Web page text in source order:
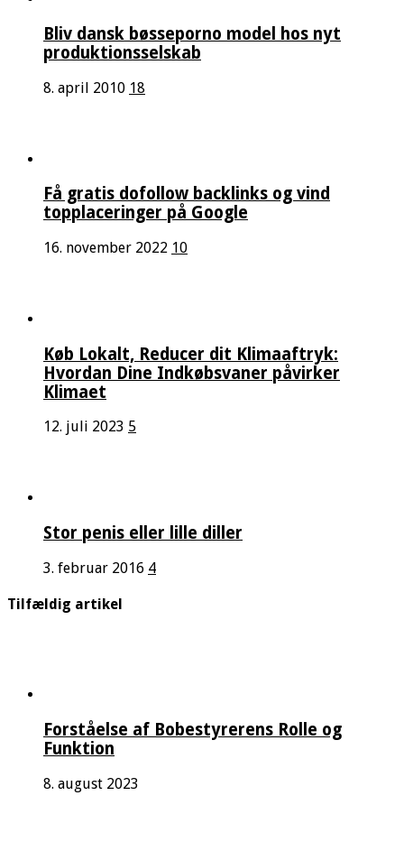
Bliv dansk bøsseporno model hos nyt
produktionsselskab
8. april 2010 18
Få gratis dofollow backlinks og vind
topplaceringer på Google
16. november 2022 10
Køb Lokalt, Reducer dit Klimaaftryk:
Hvordan Dine Indkøbsvaner påvirker
Klimaet
12. juli 2023 5
Stor penis eller lille diller
3. februar 2016 4
Tilfældig artikel
Forståelse af Bobestyrerens Rolle og
Funktion
8. august 2023